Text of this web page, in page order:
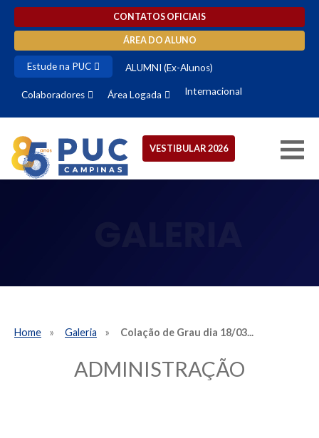
CONTATOS OFICIAIS
ÁREA DO ALUNO
Estude na PUC ALUMNI (Ex-Alunos)
Colaboradores Área Logada Internacional
VESTIBULAR 2026
Home Galeria Colação de Grau dia 18/03...
ADMINISTRAÇÃO